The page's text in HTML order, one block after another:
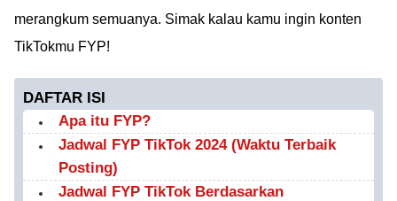
merangkum semuanya. Simak kalau kamu ingin konten
TikTokmu FYP!
DAFTAR ISI
Apa itu FYP?
Jadwal FYP TikTok 2024 (Waktu Terbaik
Posting)
Jadwal FYP TikTok Berdasarkan